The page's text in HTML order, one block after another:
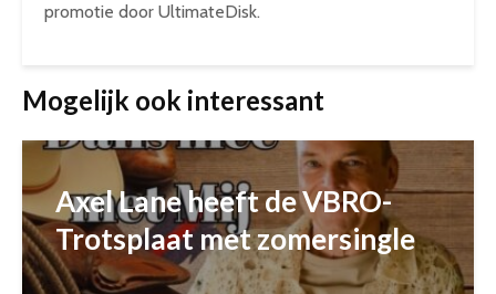
promotie door UltimateDisk.
Mogelijk ook interessant
Axel Lane heeft de VBRO-
Trotsplaat met zomersingle